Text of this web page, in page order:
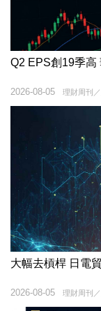
Q2 EPS創19季高
理財周刊
2026-08-05
大幅去槓桿 日電
理財周刊
2026-08-05